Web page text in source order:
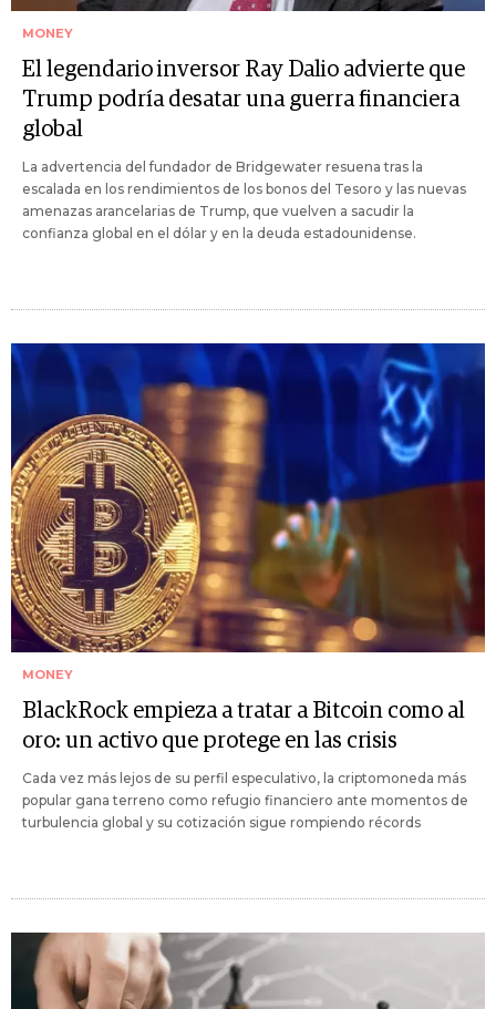
MONEY
El legendario inversor Ray Dalio advierte que
Trump podría desatar una guerra financiera
global
La advertencia del fundador de Bridgewater resuena tras la
escalada en los rendimientos de los bonos del Tesoro y las nuevas
amenazas arancelarias de Trump, que vuelven a sacudir la
confianza global en el dólar y en la deuda estadounidense.
MONEY
BlackRock empieza a tratar a Bitcoin como al
oro: un activo que protege en las crisis
Cada vez más lejos de su perfil especulativo, la criptomoneda más
popular gana terreno como refugio financiero ante momentos de
turbulencia global y su cotización sigue rompiendo récords